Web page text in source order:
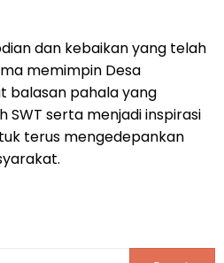
dan kebaikan yang telah
memimpin Desa
balasan pahala yang
SWT serta menjadi inspirasi
terus mengedepankan